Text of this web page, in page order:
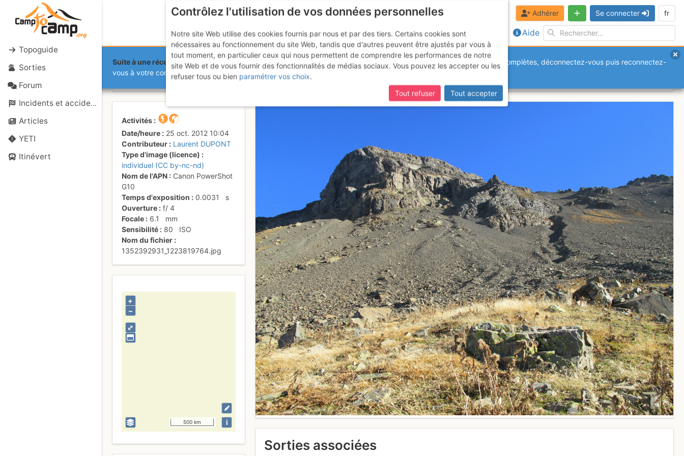
Topoguide
Sorties
Forum
Incidents et accidents
Articles
YETI
Itinévert
Aide
Adhérer Se connecter fr
Suite à une récente et importante mise à jour du site,si certaines pages ne sont plus accessibles, manquantes ou incomplètes, déconnectez-vous puis reconnectez-
vous à votre compte sur le site.
Au pied du couloir sud-ouest
Activités
Date/heure
25 oct. 2012 10:04
Contributeur
Laurent DUPONT
Type d'image (licence)
individuel (CC by-nc-nd)
Nom de l'APN
Canon PowerShot
G10
Temps d'exposition
0.0031
s
Ouverture
f/4
Focale
6.1
mm
Sensibilité
80
ISO
Nom du fichier
1352392931_1223819764.jpg
⤢
+
–
500 km i
Sorties associées
Contrôlez l'utilisation de vos données personnelles
Notre site Web utilise des cookies fournis par nous et par des tiers. Certains cookies sont
nécessaires au fonctionnement du site Web, tandis que d'autres peuvent être ajustés par vous à
tout moment, en particulier ceux qui nous permettent de comprendre les performances de notre
site Web et de vous fournir des fonctionnalités de médias sociaux. Vous pouvez les accepter ou les
refuser tous ou bien paramétrer vos choix.
Tout refuser
Tout accepter